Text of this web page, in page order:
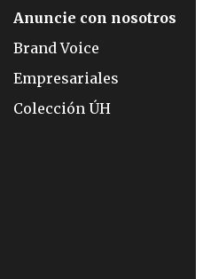
Anuncie con nosotros
Brand Voice
Empresariales
Colección ÚH